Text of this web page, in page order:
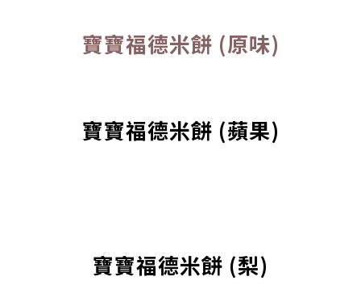
寶寶福德米餅 (原味)
寶寶福德米餅 (蘋果)
寶寶福德米餅 (梨)